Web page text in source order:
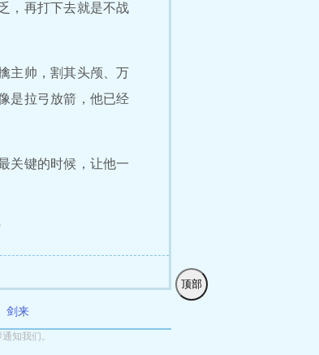
，再打下去就是不战
主帅，割其头颅、万
是拉弓放箭，他已经
关键的时候，让他一
剑来
顶部
知我们。